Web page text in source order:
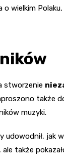
o wielkim
stworzenie
także
muzyki.
udowodnił, jak
także